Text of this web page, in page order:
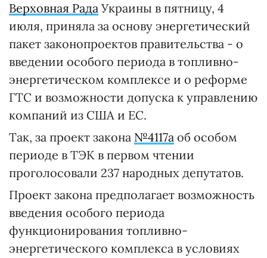
Верховная Рада Украины в пятницу, 4
июля, приняла за основу энергетический
пакет законопроектов правительства - о
введении особого периода в топливно-
энергетическом комплексе и о реформе
ГТС и возможности допуска к управлению
компаний из США и ЕС.
Так, за проект закона №4117а об особом
периоде в ТЭК в первом чтении
проголосовали 237 народных депутатов.
Проект закона предполагает возможность
введения особого периода
функционирования топливно-
энергетического комплекса в условиях